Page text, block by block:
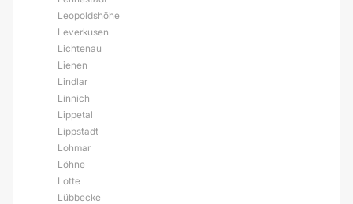
Leopoldshöhe
Leverkusen
Lichtenau
Lienen
Lindlar
Linnich
Lippetal
Lippstadt
Lohmar
Löhne
Lotte
Lübbecke